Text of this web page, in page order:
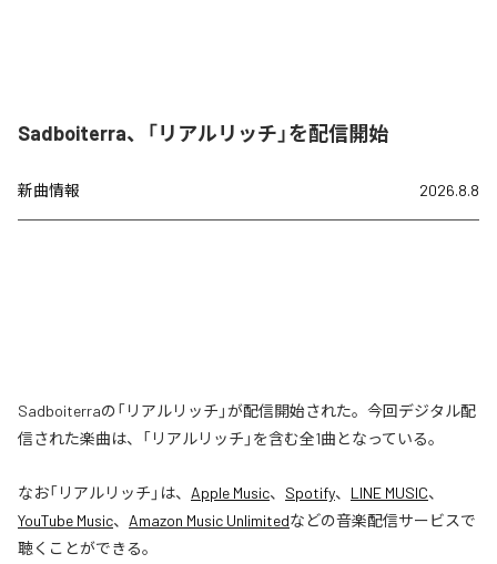
Sadboiterra、「リアルリッチ」を配信開始
新曲情報 2026.8.8
Sadboiterraの「リアルリッチ」が配信開始された。今回デジタル配
信された楽曲は、「リアルリッチ」を含む全1曲となっている。
なお「リアルリッチ 」は、 Apple Music、 Spotify、 LINE MUSIC、
YouTube Music、 Amazon Music Unlimitedなどの音楽配信サービスで
聴くことができる。